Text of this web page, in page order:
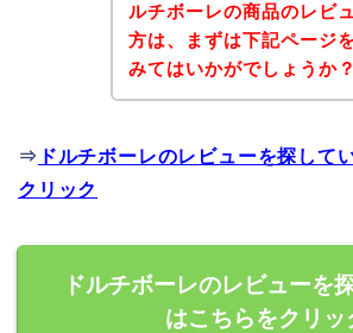
ルチボーレの商品のレビ
方は、まずは下記ページ
みてはいかがでしょうか？
⇒ ドルチボーレのレビューを探して
クリック
ドルチボーレのレビューを
はこちらをクリッ